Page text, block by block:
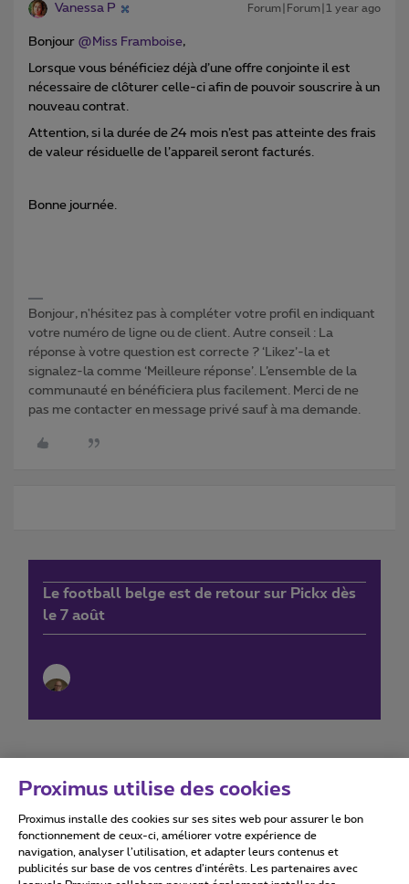
Vanessa P Forum|Forum|1 year ago
Bonjour @Miss Framboise,
Lorsque vous bénéficiez déjà d’une offre conjointe il est
nécessaire de clôturer celle-ci afin de pouvoir souscrire à un
nouveau contrat.
Attention, si la durée de 24 mois n’est pas atteinte des frais
de valeur résiduelle de l’appareil seront facturés.
Bonne journée.
Bonjour, n'hésitez pas à compléter votre profil en indiquant
votre numéro de ligne ou de client. Autre conseil : La
réponse à votre question est correcte ? ‘Likez’-la et
signalez-la comme ‘Meilleure réponse’. L’ensemble de la
communauté en bénéficiera plus facilement. Merci de ne
pas me contacter en message privé sauf à ma demande.
Le football belge est de retour sur Pickx dès
le 7 août
Conditions d'utilisation Accessibility statement
Proximus utilise des cookies
Proximus installe des cookies sur ses sites web pour assurer le bon
fonctionnement de ceux-ci, améliorer votre expérience de
navigation, analyser l’utilisation, et adapter leurs contenus et
publicités sur base de vos centres d’intérêts. Les partenaires avec